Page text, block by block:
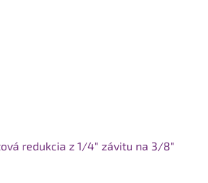
redukcia z 1/4" závitu na 3/8"